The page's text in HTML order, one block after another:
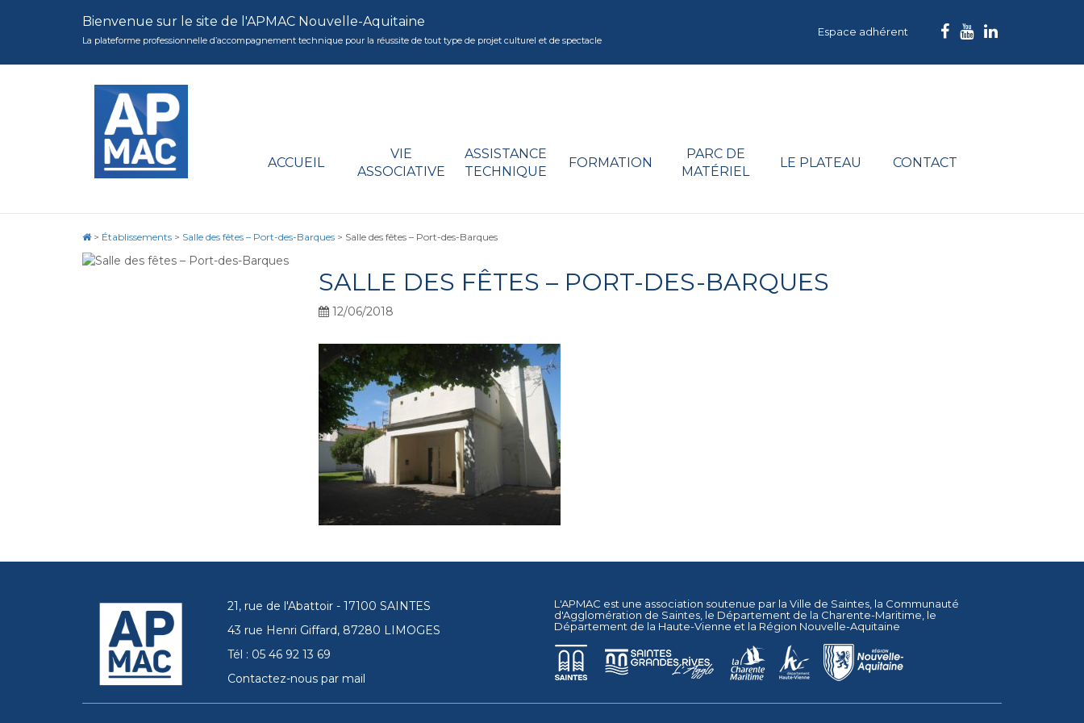
Bienvenue sur le site de l'APMAC Nouvelle-Aquitaine
La plateforme professionnelle d’accompagnement technique pour la réussite de tout type de projet culturel et de spectacle
Espace adhérent
ACCUEIL
VIE
ASSOCIATIVE
ASSISTANCE
TECHNIQUE
FORMATION
PARC DE
MATÉRIEL
LE PLATEAU CONTACT
> Établissements > Salle des fêtes – Port-des-Barques > Salle des fêtes – Port-des-Barques
SALLE DES FÊTES – PORT-DES-BARQUES
12/06/2018
21, rue de l'Abattoir - 17100 SAINTES
43 rue Henri Giffard, 87280 LIMOGES
Tél : 05 46 92 13 69
Contactez-nous par mail
L'APMAC est une association soutenue par la Ville de Saintes , la Communauté
d'Agglomération de Saintes , le Département de la Charente-Maritime , le
Département de la Haute-Vienne et la Région Nouvelle-Aquitaine